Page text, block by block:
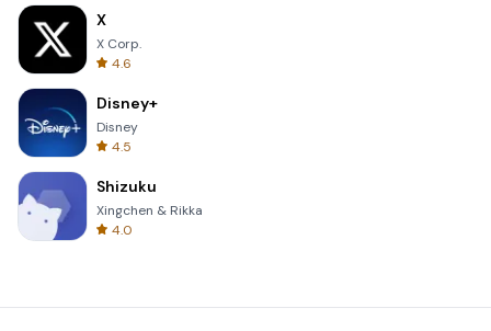
X
X Corp.
4.6
Disney+
Disney
4.5
Shizuku
Xingchen & Rikka
4.0